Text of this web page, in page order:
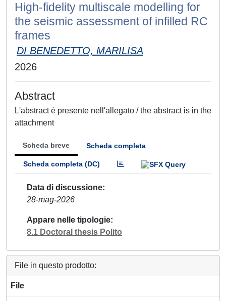
High-fidelity multiscale modelling for
the seismic assessment of infilled RC
frames
DI BENEDETTO, MARILISA
2026
Abstract
L'abstract è presente nell'allegato / the abstract is in the
attachment
Scheda breve Scheda completa
Scheda completa (DC)
Data di discussione
28-mag-2026
Appare nelle tipologie
8.1 Doctoral thesis Polito
File in questo prodotto:
File